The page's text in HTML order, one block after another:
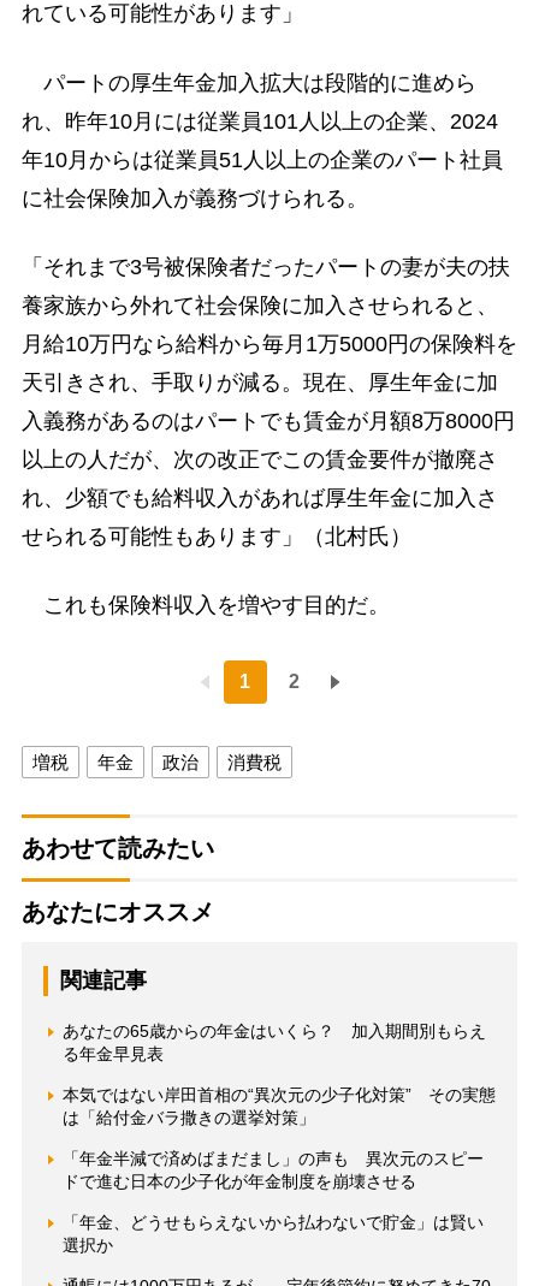
れている可能性があります」
パートの厚生年金加入拡大は段階的に進めら
れ、昨年10月には従業員101人以上の企業、2024
年10月からは従業員51人以上の企業のパート社員
に社会保険加入が義務づけられる。
「それまで3号被保険者だったパートの妻が夫の扶
養家族から外れて社会保険に加入させられると、
月給10万円なら給料から毎月1万5000円の保険料を
天引きされ、手取りが減る。現在、厚生年金に加
入義務があるのはパートでも賃金が月額8万8000円
以上の人だが、次の改正でこの賃金要件が撤廃さ
れ、少額でも給料収入があれば厚生年金に加入さ
せられる可能性もあります」（北村氏）
これも保険料収入を増やす目的だ。
1 2
増税 年金 政治 消費税
あわせて読みたい
あなたにオススメ
関連記事
あなたの65歳からの年金はいくら？ 加入期間別もらえ
る年金早見表
本気ではない岸田首相の“異次元の少子化対策” その実態
は「給付金バラ撒きの選挙対策」
「年金半減で済めばまだまし」の声も 異次元のスピー
ドで進む日本の少子化が年金制度を崩壊させる
「年金、どうせもらえないから払わないで貯金」は賢い
選択か